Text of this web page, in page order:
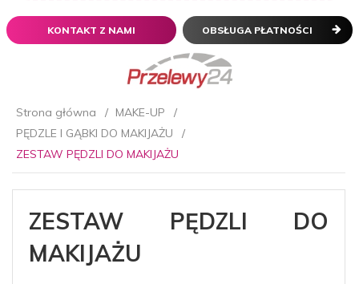
KONTAKT Z NAMI OBSŁUGA PŁATNOŚCI
Strona główna
MAKE-UP
PĘDZLE I GĄBKI DO MAKIJAŻU
ZESTAW PĘDZLI DO MAKIJAŻU
ZESTAW PĘDZLI DO
MAKIJAŻU